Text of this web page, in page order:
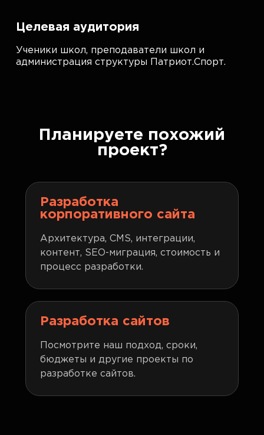
Целевая аудитория
Ученики школ, преподаватели школ и
администрация структуры Патриот.Спорт.
Планируете похожий
проект?
Разработка
корпоративного сайта
Архитектура, CMS, интеграции,
контент, SEO-миграция, стоимость и
процесс разработки.
Разработка сайтов
Посмотрите наш подход, сроки,
бюджеты и другие проекты по
разработке сайтов.